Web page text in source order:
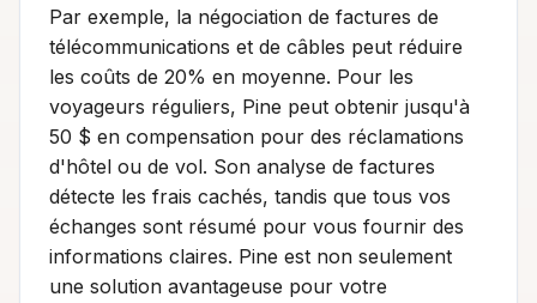
Par exemple, la négociation de factures de
télécommunications et de câbles peut réduire
les coûts de 20% en moyenne. Pour les
voyageurs réguliers, Pine peut obtenir jusqu'à
50 $ en compensation pour des réclamations
d'hôtel ou de vol. Son analyse de factures
détecte les frais cachés, tandis que tous vos
échanges sont résumé pour vous fournir des
informations claires. Pine est non seulement
une solution avantageuse pour votre